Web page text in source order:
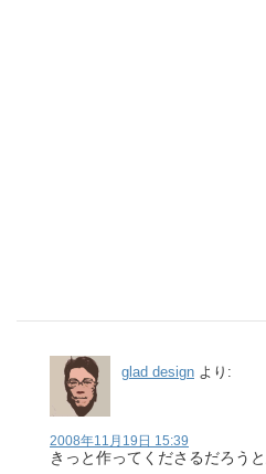
glad design より:
2008年11月19日 15:39
きっと作ってくださるだろう